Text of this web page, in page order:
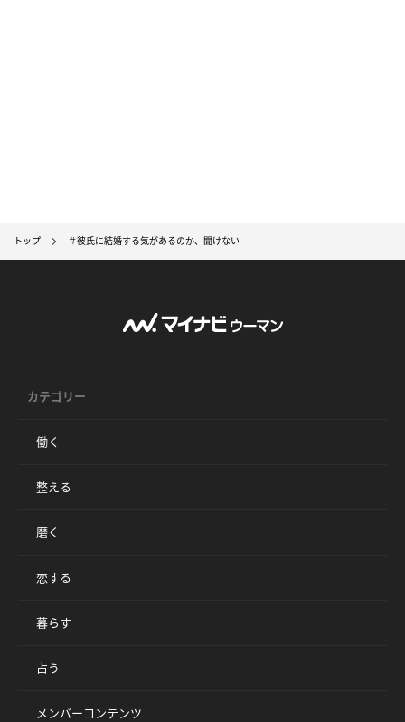
トップ ＃彼氏に結婚する気があるのか、聞けない
カテゴリー
働く
整える
磨く
恋する
暮らす
占う
メンバーコンテンツ